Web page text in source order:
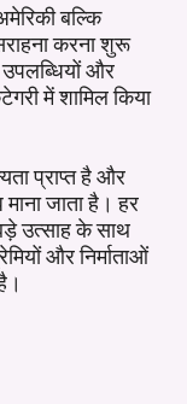
बल्कि
करना शुरू
और
में शामिल किया
प्राप्त है और
माना जाता है। हर
उत्साह के साथ
और निर्माताओं